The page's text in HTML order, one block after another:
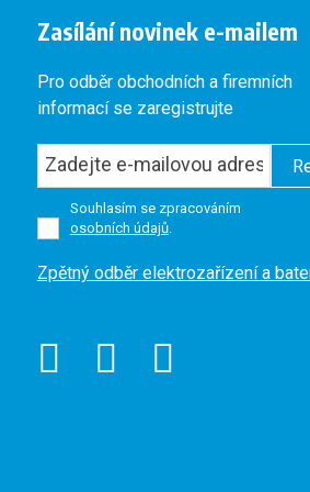
Zasílání novinek e-mailem
Pro odběr obchodních a firemních
informací se zaregistrujte
Souhlasím se zpracováním
osobních údajů.
Formulář
odeslat.
Zpětný odběr elektrozařízení a